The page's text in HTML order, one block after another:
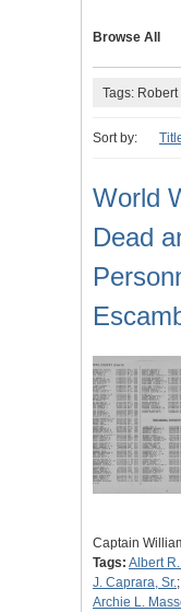
Browse All
Tags:
Sort by:
World
Dead
Captain
Tags: Albert
J. Caprara, Sr.;
Archie L.